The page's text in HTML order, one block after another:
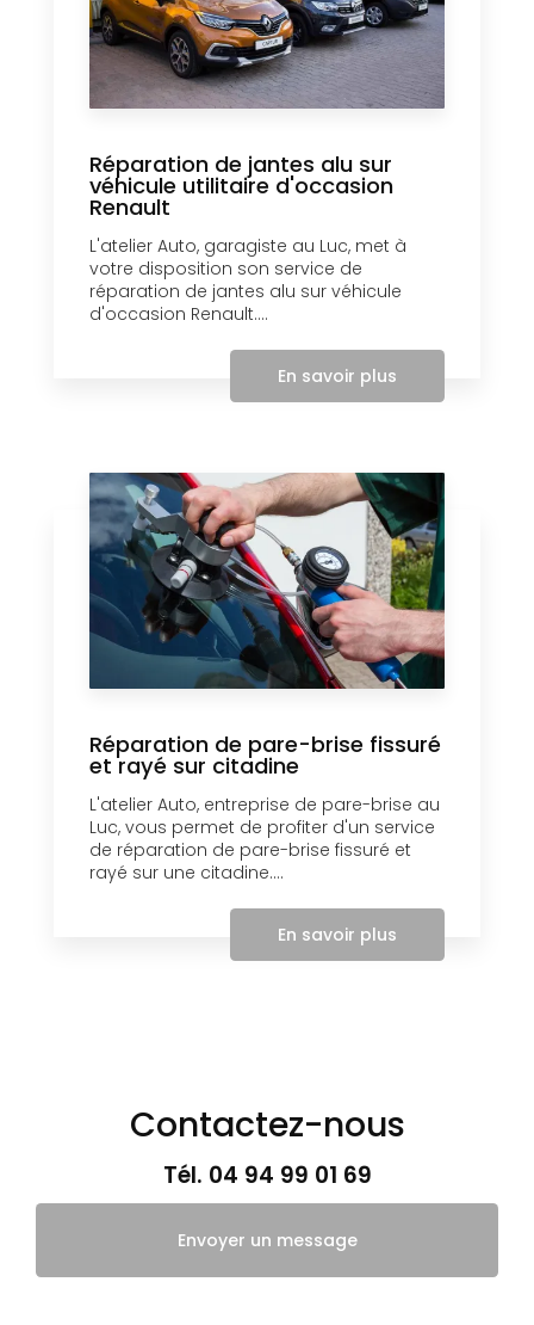
Réparation de jantes alu sur
véhicule utilitaire d'occasion
Renault
L'atelier Auto, garagiste au Luc, met à
votre disposition son service de
réparation de jantes alu sur véhicule
d'occasion Renault....
En savoir plus
Réparation de pare-brise fissuré
et rayé sur citadine
L'atelier Auto, entreprise de pare-brise au
Luc, vous permet de profiter d'un service
de réparation de pare-brise fissuré et
rayé sur une citadine....
En savoir plus
Contactez-nous
Tél. 04 94 99 01 69
Envoyer un message